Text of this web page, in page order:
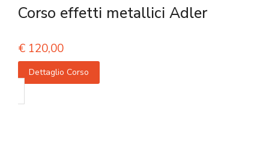
Corso effetti metallici Adler
€ 120,00
Dettaglio Corso